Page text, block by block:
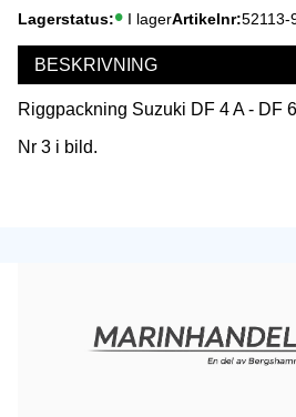
Lagerstatus I lagerArtikelnr 52113-
BESKRIVNING
Riggpackning Suzuki DF 4 A - DF
Nr 3 i bild.